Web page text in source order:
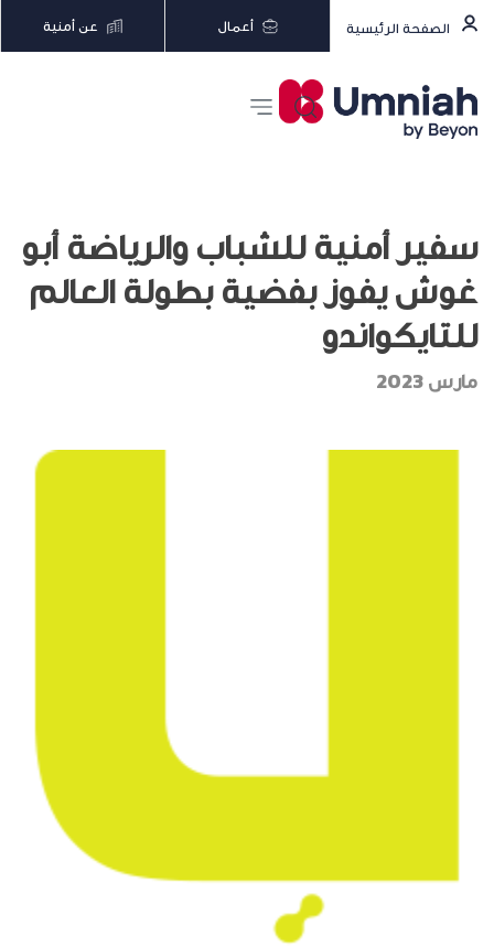
الصفحة الرئيسية أعمال عن أمنية
سفير أمنية للشباب والرياضة أبو
غوش يفوز بفضية بطولة العالم
للتايكواندو
مارس 2023